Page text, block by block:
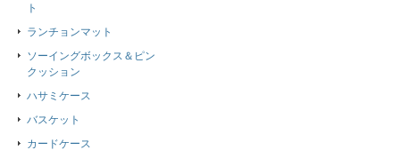
ト
ランチョンマット
ソーイングボックス＆ピン
クッション
ハサミケース
バスケット
カードケース